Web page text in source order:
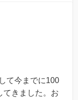
て今までに100
てきました。お